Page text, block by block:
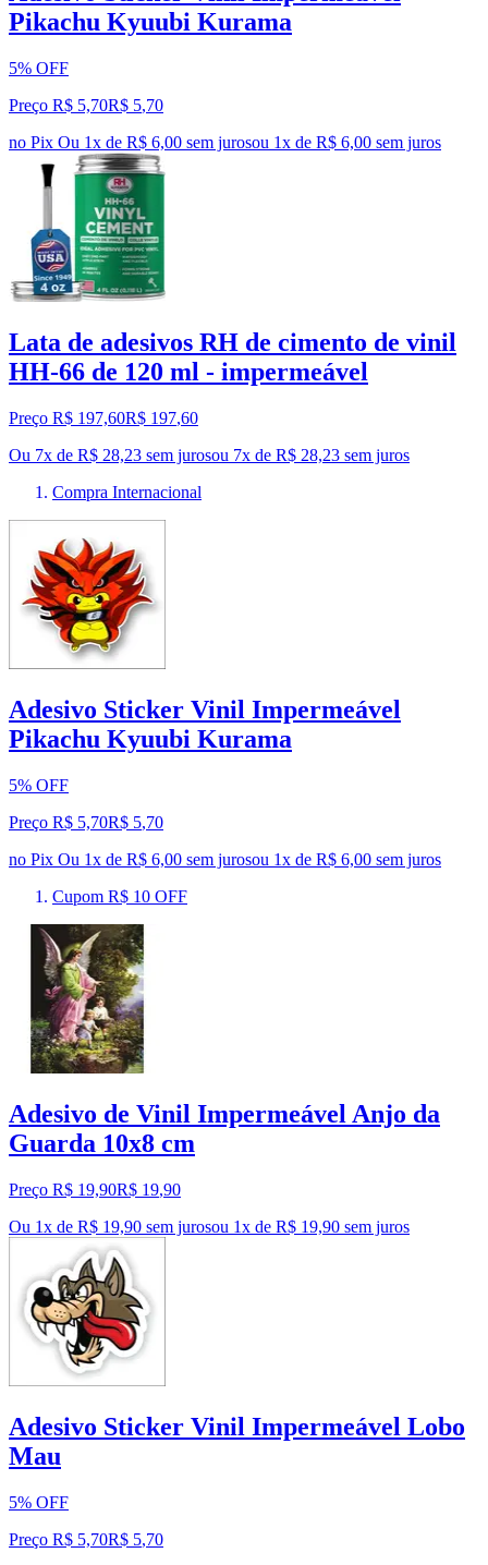
Pikachu Kyuubi Kurama
5% OFF
Preço R$ 5,70R$ 5,70
no Pix Ou 1x de R$ 6,00 sem jurosou 1x de R$ 6,00 sem juros
Lata de adesivos RH de cimento de vinil
HH-66 de 120 ml - impermeável
Preço R$ 197,60R$ 197,60
Ou 7x de R$ 28,23 sem jurosou 7x de R$ 28,23 sem juros
Compra Internacional
Adesivo Sticker Vinil Impermeável
Pikachu Kyuubi Kurama
5% OFF
Preço R$ 5,70R$ 5,70
no Pix Ou 1x de R$ 6,00 sem jurosou 1x de R$ 6,00 sem juros
Cupom R$ 10 OFF
Adesivo de Vinil Impermeável Anjo da
Guarda 10x8 cm
Preço R$ 19,90R$ 19,90
Ou 1x de R$ 19,90 sem jurosou 1x de R$ 19,90 sem juros
Adesivo Sticker Vinil Impermeável Lobo
Mau
5% OFF
Preço R$ 5,70R$ 5,70